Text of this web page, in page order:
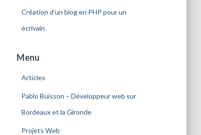
Création d’un blog en PHP pour un
écrivain
Menu
Articles
Pablo Buisson – Développeur web sur
Bordeaux et la Gironde
Projets Web